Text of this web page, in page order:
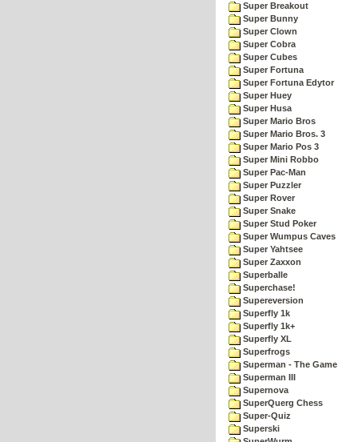
Super Breakout
Super Bunny
Super Clown
Super Cobra
Super Cubes
Super Fortuna
Super Fortuna Edytor
Super Huey
Super Husa
Super Mario Bros
Super Mario Bros. 3
Super Mario Pos 3
Super Mini Robbo
Super Pac-Man
Super Puzzler
Super Rover
Super Snake
Super Stud Poker
Super Wumpus Caves
Super Yahtsee
Super Zaxxon
Superballe
Superchase!
Supereversion
Superfly 1k
Superfly 1k+
Superfly XL
Superfrogs
Superman - The Game
Superman III
Supernova
SuperQuerg Chess
Super-Quiz
Superski